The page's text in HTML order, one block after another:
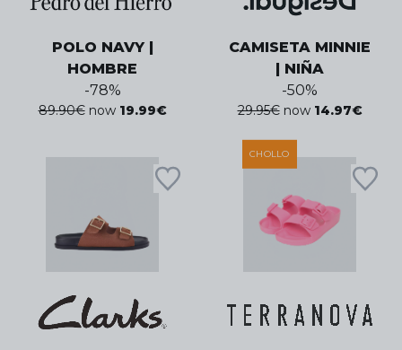
POLO NAVY |
HOMBRE
-78%
89.90€ now 19.99€
CAMISETA MINNIE
| NIÑA
-50%
29.95€ now 14.97€
CHOLLO